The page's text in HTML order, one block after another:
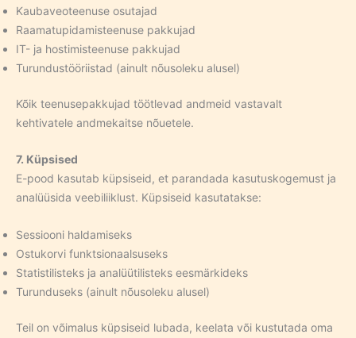
Kaubaveoteenuse osutajad
Raamatupidamisteenuse pakkujad
IT- ja hostimisteenuse pakkujad
Turundustööriistad (ainult nõusoleku alusel)
Kõik teenusepakkujad töötlevad andmeid vastavalt
kehtivatele andmekaitse nõuetele.
7. Küpsised
E-pood kasutab küpsiseid, et parandada kasutuskogemust ja
analüüsida veebiliiklust. Küpsiseid kasutatakse:
Sessiooni haldamiseks
Ostukorvi funktsionaalsuseks
Statistilisteks ja analüütilisteks eesmärkideks
Turunduseks (ainult nõusoleku alusel)
Teil on võimalus küpsiseid lubada, keelata või kustutada oma